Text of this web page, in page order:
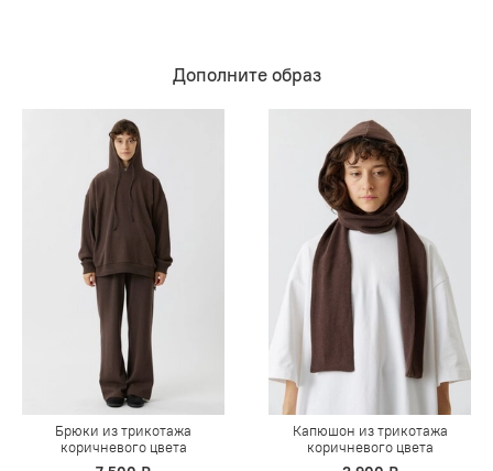
Дополните образ
Брюки из трикотажа
коричневого цвета
Капюшон из трикотажа
коричневого цвета